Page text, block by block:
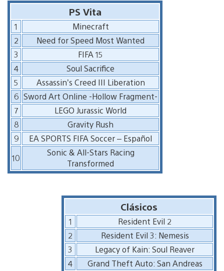
PS Vita
1
Minecraft
2
Need for Speed Most Wanted
3
FIFA 15
4
Soul Sacrifice
5
Assassin’s Creed III Liberation
6 Sword Art Online -Hollow Fragment-
7
LEGO Jurassic World
8
Gravity Rush
9
EA SPORTS FIFA Soccer – Español
10
Sonic & All-Stars Racing
Transformed
Clásicos
1
Resident Evil 2
2
Resident Evil 3: Nemesis
3
Legacy of Kain: Soul Reaver
4
Grand Theft Auto: San Andreas